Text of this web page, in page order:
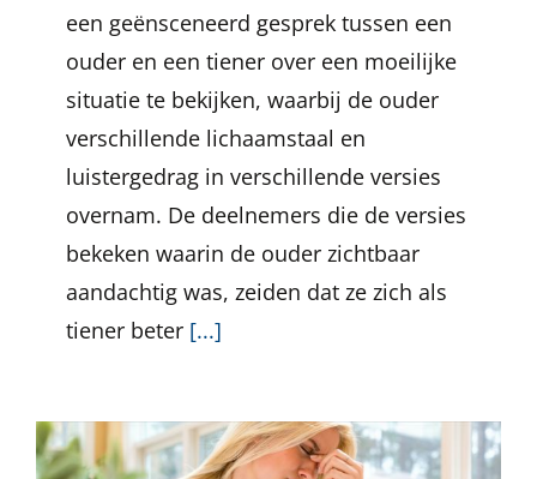
een ​​geënsceneerd gesprek tussen een
ouder en een tiener over een moeilijke
situatie te bekijken, waarbij de ouder
verschillende lichaamstaal en
luistergedrag in verschillende versies
overnam. De deelnemers die de versies
bekeken waarin de ouder zichtbaar
aandachtig was, zeiden dat ze zich als
tiener beter [...]